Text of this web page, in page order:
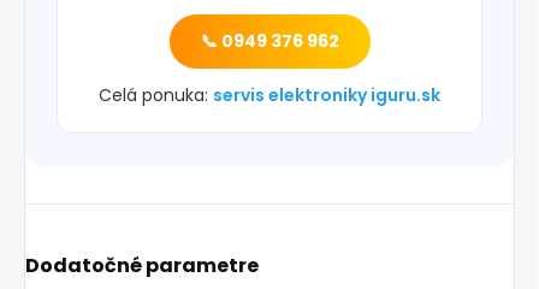
📞 0949 376 962
Celá ponuka: servis elektroniky iguru.sk
Dodatočné parametre